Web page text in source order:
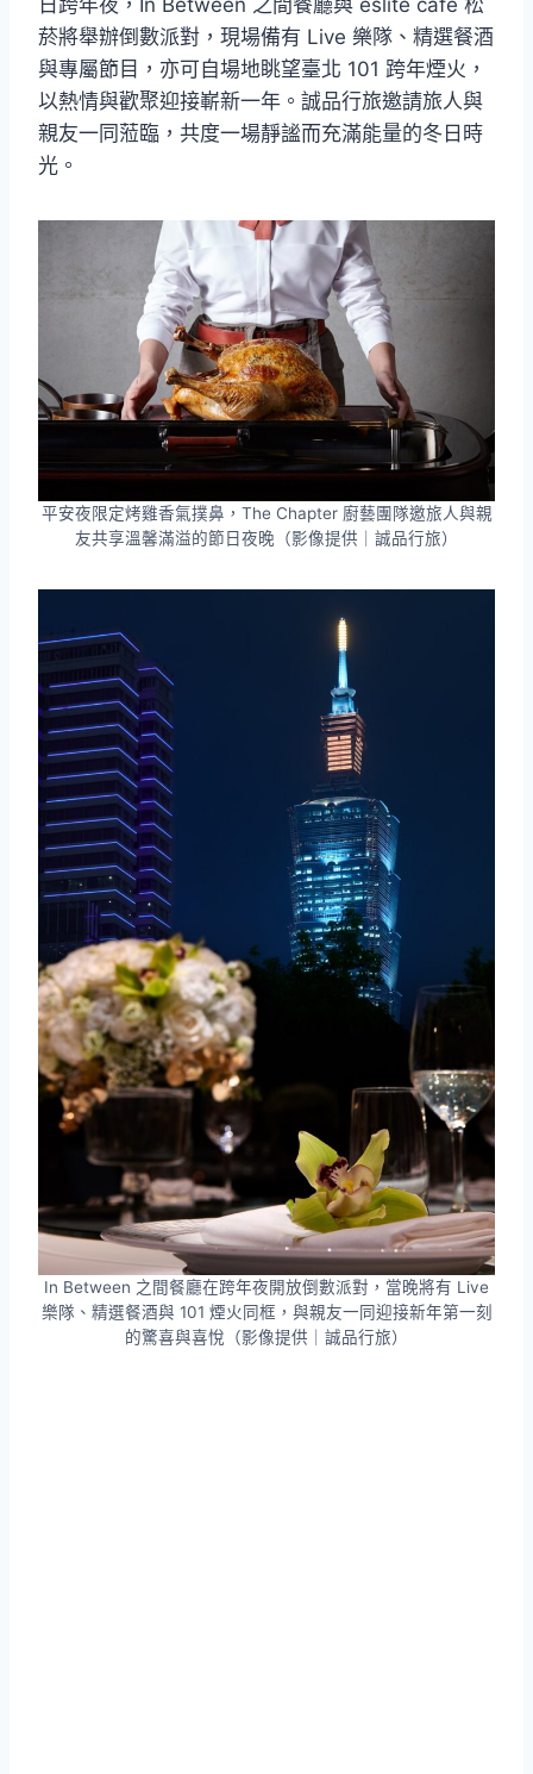
日跨年夜，In Between 之間餐廳與 eslite café 松
菸將舉辦倒數派對，現場備有 Live 樂隊、精選餐酒
與專屬節目，亦可自場地眺望臺北 101 跨年煙火，
以熱情與歡聚迎接嶄新一年。誠品行旅邀請旅人與
親友一同蒞臨，共度一場靜謐而充滿能量的冬日時
光。
平安夜限定烤雞香氣撲鼻，The Chapter 廚藝團隊邀旅人與親
友共享溫馨滿溢的節日夜晚（影像提供｜誠品行旅）
In Between 之間餐廳在跨年夜開放倒數派對，當晚將有 Live
樂隊、精選餐酒與 101 煙火同框，與親友一同迎接新年第一刻
的驚喜與喜悅（影像提供｜誠品行旅）